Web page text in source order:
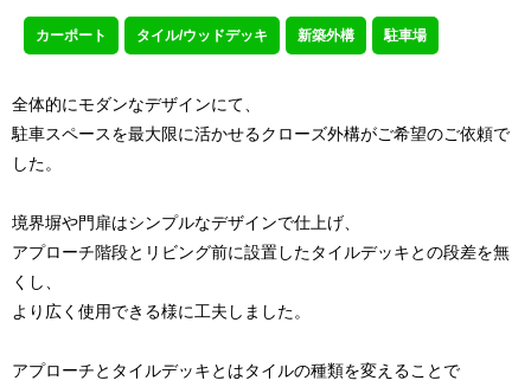
カーポート タイル/ウッドデッキ 新築外構 駐車場
全体的にモダンなデザインにて、
駐車スペースを最大限に活かせるクローズ外構がご希望のご依頼で
した。
境界塀や門扉はシンプルなデザインで仕上げ、
アプローチ階段とリビング前に設置したタイルデッキとの段差を無
くし、
より広く使用できる様に工夫しました。
アプローチとタイルデッキとはタイルの種類を変えることで